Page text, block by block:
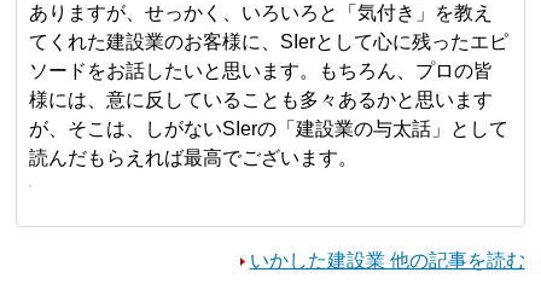
ありますが、せっかく、いろいろと「気付き」を教え
てくれた建設業のお客様に、SIerとして心に残ったエピ
ソードをお話したいと思います。もちろん、プロの皆
様には、意に反していることも多々あるかと思います
が、そこは、しがないSIerの「建設業の与太話」として
読んだもらえれば最高でございます。
いかした建設業 他の記事を読む